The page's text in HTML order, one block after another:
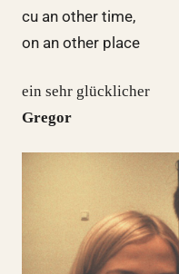
cu an other time,
on an other place
ein sehr glücklicher
Gregor